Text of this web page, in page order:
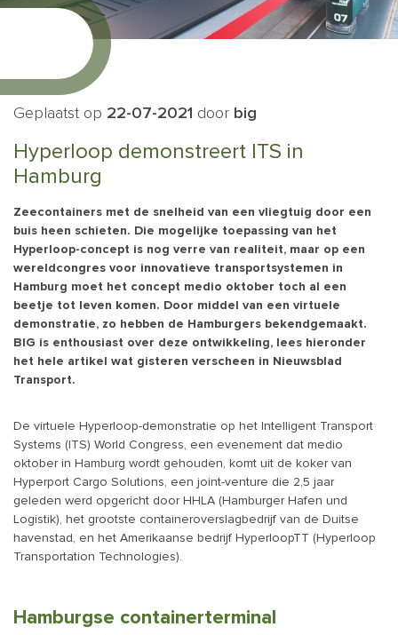
Geplaatst op 22-07-2021 door big
Hyperloop demonstreert ITS in
Hamburg
Zeecontainers met de snelheid van een vliegtuig door een
buis heen schieten. Die mogelijke toepassing van het
Hyperloop-concept is nog verre van realiteit, maar op een
wereldcongres voor innovatieve transportsystemen in
Hamburg moet het concept medio oktober toch al een
beetje tot leven komen. Door middel van een virtuele
demonstratie, zo hebben de Hamburgers bekendgemaakt.
BIG is enthousiast over deze ontwikkeling, lees hieronder
het hele artikel wat gisteren verscheen in Nieuwsblad
Transport.
De virtuele Hyperloop-demonstratie op het Intelligent Transport
Systems (ITS) World Congress, een evenement dat medio
oktober in Hamburg wordt gehouden, komt uit de koker van
Hyperport Cargo Solutions, een joint-venture die 2,5 jaar
geleden werd opgericht door HHLA (Hamburger Hafen und
Logistik), het grootste containeroverslagbedrijf van de Duitse
havenstad, en het Amerikaanse bedrijf HyperloopTT (Hyperloop
Transportation Technologies).
Hamburgse containerterminal